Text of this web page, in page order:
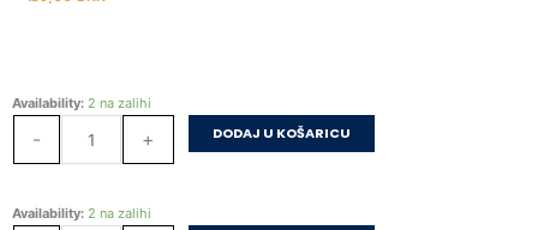
Availability: 2 na zalihi
-
Laku
+ DODAJ U KOŠARICU
Availability: 2 na zalihi
Laku